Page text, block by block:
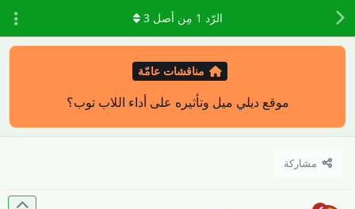
مناقشات عامّة
موقع ديلي ميل وتأثيره على أداء اللاب توب؟
مشاركة
الرّد 1 مِن أصل3